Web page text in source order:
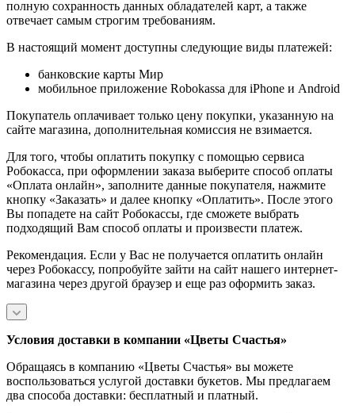
полную сохранность данных обладателей карт, а также
отвечает самым строгим требованиям.
В настоящий момент доступны следующие виды платежей:
банковские карты Мир
мобильное приложение Robokassa для iPhone и Android
Покупатель оплачивает только цену покупки, указанную на
сайте магазина, дополнительная комиссия не взимается.
Для того, чтобы оплатить покупку с помощью сервиса
Робокасса, при оформлении заказа выберите способ оплаты
«Оплата онлайн», заполните данные покупателя, нажмите
кнопку «Заказать» и далее кнопку «Оплатить». После этого
Вы попадете на сайт Робокассы, где сможете выбрать
подходящий Вам способ оплаты и произвести платеж.
Рекомендация. Если у Вас не получается оплатить онлайн
через Робокассу, попробуйте зайти на сайт нашего интернет-
магазина через другой браузер и еще раз оформить заказ.
Условия доставки в компании «Цветы Счастья»
Обращаясь в компанию «Цветы Счастья» вы можете
воспользоваться услугой доставки букетов. Мы предлагаем
два способа доставки: бесплатный и платный.